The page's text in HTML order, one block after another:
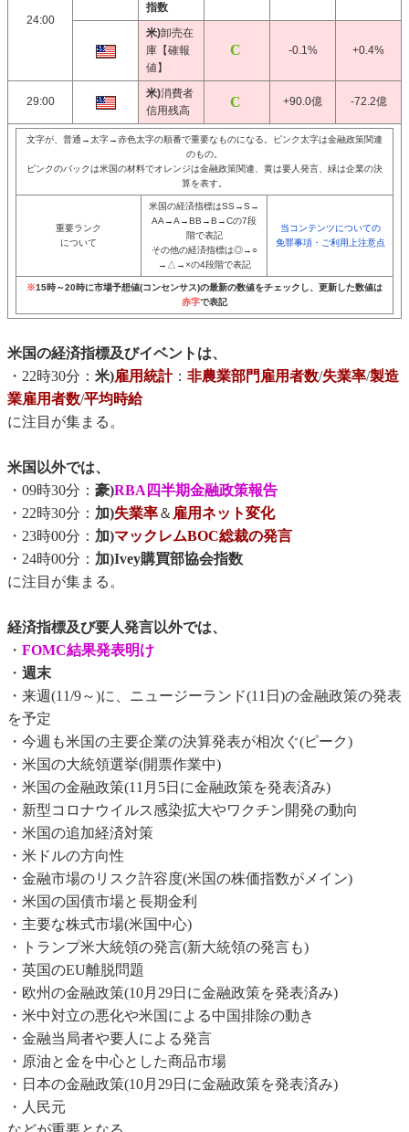
24:00
指数
米)卸売在
庫【確報
値】
-0.1% +0.4%
29:00
米)消費者
信用残高
+90.0億 -72.2億
文字が、普通→太字→赤色太字の順番で重要なものになる。ピンク太字は金融政策関連
のもの。
ピンクのバックは米国の材料でオレンジは金融政策関連、黄は要人発言、緑は企業の決
算を表す。
重要ランク
について
米国の経済指標はSS→S→
AA→A→BB→B→Cの7段
階で表記
その他の経済指標は◎→○
→△→×の4段階で表記
当コンテンツについての
免罪事項・ご利用上注意点
※15時～20時に市場予想値(コンセンサス)の最新の数値をチェックし、更新した数値は
赤字で表記
米国の経済指標及びイベントは、
・22時30分： 米)雇用統計： 非農業部門雇用者数/失業率/製造
業雇用者数/平均時給
に注目が集まる。
米国以外では、
・09時30分： 豪)RBA四半期金融政策報告
・22時30分： 加)失業率＆ 雇用ネット変化
・23時00分： 加)マックレムBOC総裁の発言
・24時00分： 加)Ivey購買部協会指数
に注目が集まる。
経済指標及び要人発言以外では、
・ FOMC結果発表明け
・ 週末
・来週(11/9～)に、ニュージーランド(11日)の金融政策の発表
を予定
・今週も米国の主要企業の決算発表が相次ぐ(ピーク)
・米国の大統領選挙(開票作業中)
・米国の金融政策(11月5日に金融政策を発表済み)
・新型コロナウイルス感染拡大やワクチン開発の動向
・米国の追加経済対策
・米ドルの方向性
・金融市場のリスク許容度(米国の株価指数がメイン)
・米国の国債市場と長期金利
・主要な株式市場(米国中心)
・トランプ米大統領の発言(新大統領の発言も)
・英国のEU離脱問題
・欧州の金融政策(10月29日に金融政策を発表済み)
・米中対立の悪化や米国による中国排除の動き
・金融当局者や要人による発言
・原油と金を中心とした商品市場
・日本の金融政策(10月29日に金融政策を発表済み)
・人民元